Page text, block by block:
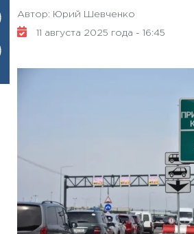
Автор: Юрий Шевченко
11 августа 2025 года - 16:45